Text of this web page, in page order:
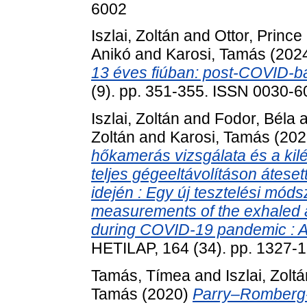
6002
Iszlai, Zoltán and Ottor, Prince
Anikó and Karosi, Tamás
13 éves fiúban: post-COVID-
(9). pp. 351-355. ISSN 0030-
Iszlai, Zoltán and Fodor, Béla
Zoltán and Karosi, Tamás
hőkamerás vizsgálata és a
teljes gégeeltávolításon
idején : Egy új tesztelési
measurements of the
during COVID-19 pandemic :
HETILAP, 164 (34). pp. 1327-
Tamás, Tímea and Iszlai,
Tamás (2020)